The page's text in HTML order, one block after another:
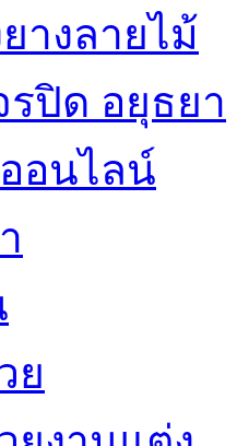
างลายไม้
รปิด อยุธยา
อนไลน์
ย